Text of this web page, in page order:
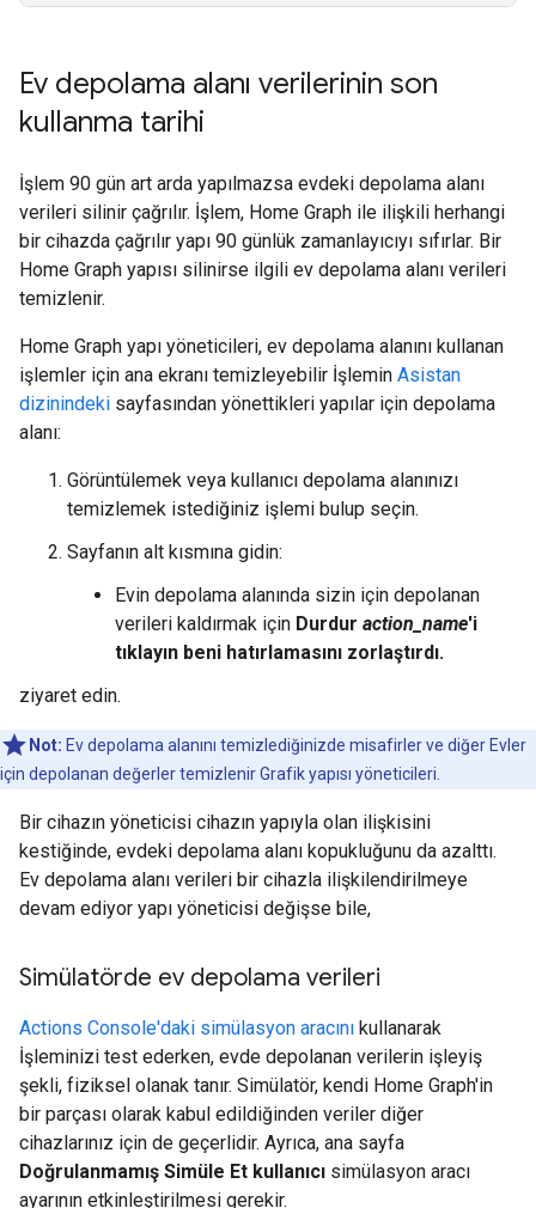
Ev depolama alanı verilerinin son
kullanma tarihi
İşlem 90 gün art arda yapılmazsa evdeki depolama alanı
verileri silinir çağrılır. İşlem, Home Graph ile ilişkili herhangi
bir cihazda çağrılır yapı 90 günlük zamanlayıcıyı sıfırlar. Bir
Home Graph yapısı silinirse ilgili ev depolama alanı verileri
temizlenir.
Home Graph yapı yöneticileri, ev depolama alanını kullanan
işlemler için ana ekranı temizleyebilir İşlemin Asistan
dizinindeki sayfasından yönettikleri yapılar için depolama
alanı:
Görüntülemek veya kullanıcı depolama alanınızı
temizlemek istediğiniz işlemi bulup seçin.
Sayfanın alt kısmına gidin:
Evin depolama alanında sizin için depolanan
verileri kaldırmak için Durdur action_name'i
tıklayın beni hatırlamasını zorlaştırdı.
ziyaret edin.
Not: Ev depolama alanını temizlediğinizde misafirler ve diğer Evler
için depolanan değerler temizlenir Grafik yapısı yöneticileri.
Bir cihazın yöneticisi cihazın yapıyla olan ilişkisini
kestiğinde, evdeki depolama alanı kopukluğunu da azalttı.
Ev depolama alanı verileri bir cihazla ilişkilendirilmeye
devam ediyor yapı yöneticisi değişse bile,
Simülatörde ev depolama verileri
Actions Console'daki simülasyon aracını kullanarak
İşleminizi test ederken, evde depolanan verilerin işleyiş
şekli, fiziksel olanak tanır. Simülatör, kendi Home Graph'in
bir parçası olarak kabul edildiğinden veriler diğer
cihazlarınız için de geçerlidir. Ayrıca, ana sayfa
Doğrulanmamış Simüle Et kullanıcı simülasyon aracı
ayarının etkinleştirilmesi gerekir.